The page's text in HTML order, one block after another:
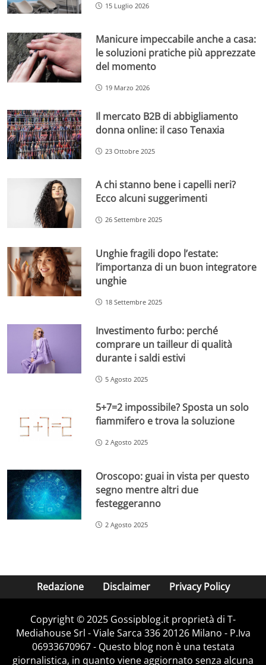
15 Luglio 2026
Manicure impeccabile anche a casa:
le soluzioni pratiche più apprezzate
del momento
19 Marzo 2026
Il mercato B2B di abbigliamento
donna online: il caso Tenaxia
23 Ottobre 2025
A chi stanno bene i capelli neri?
Ecco alcuni suggerimenti
26 Settembre 2025
Unghie fragili dopo l’estate:
l’importanza di un buon integratore
unghie
18 Settembre 2025
Investimento furbo: perché
comprare un tailleur di qualità
durante i saldi estivi
5 Agosto 2025
5+7=2 impossibile? Sposta un solo
fiammifero e trova la soluzione
2 Agosto 2025
Oroscopo: guai in vista per questo
segno mentre altri due
festeggeranno
2 Agosto 2025
Redazione Disclaimer Privacy Policy
Copyright © 2025 Gossipblog.it proprietà di T-
Mediahouse Srl - Viale Sarca 336 20126 Milano - P.Iva
06933670967 - Questo blog non è una testata
giornalistica, in quanto viene aggiornato senza alcuna